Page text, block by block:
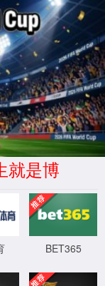
乐部